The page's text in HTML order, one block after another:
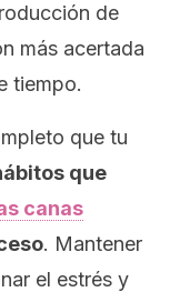
de
más acertada
tiempo.
que tu
que
canas
. Mantener
el estrés y